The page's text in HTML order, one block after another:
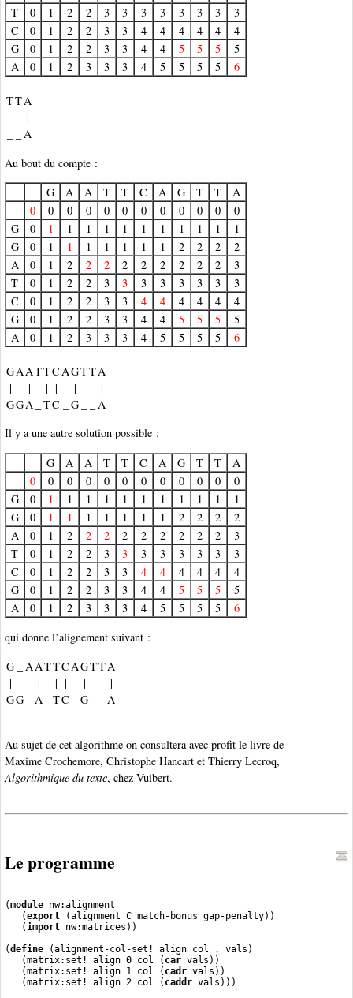
T
0 1 2 2 3 3 3 3 3 3 3
3
C
0 1 2 2 3 3 4 4 4 4 4
4
G
0 1 2 2 3 3 4 4 5 5 5
5
A
0 1 2 3 3 3 4 5 5 5 5 6
TTA
|
A
Au bout du compte :
G
A A T T C A G T T
A
0
0 0 0 0 0 0 0 0 0 0
0
G
0 1 1 1 1 1 1 1 1 1 1
1
G
0 1 1 1 1 1 1 1 2 2 2
2
A
0 1 2 2 2 2 2 2 2 2 2
3
T
0 1 2 2 3 3 3 3 3 3 3
3
C
0 1 2 2 3 3 4 4 4 4 4
4
G
0 1 2 2 3 3 4 4 5 5 5
5
A
0 1 2 3 3 3 4 5 5 5 5 6
GAATTCAGTTA
|
| | | |
|
GGA TC G
A
Il y a une autre solution possible :
G
A A T T C A G T T
A
0
0 0 0 0 0 0 0 0 0 0
0
G
0 1 1 1 1 1 1 1 1 1 1
1
G
0 1 1 1 1 1 1 1 2 2 2
2
A
0 1 2 2 2 2 2 2 2 2 2
3
T
0 1 2 2 3 3 3 3 3 3 3
3
C
0 1 2 2 3 3 4 4 4 4 4
4
G
0 1 2 2 3 3 4 4 5 5 5
5
A
0 1 2 3 3 3 4 5 5 5 5
6
qui donne l’alignement suivant :
G
A ATTC AGTTA
|
| | | |
|
GG A TC G A
Au sujet de cet algorithme on consultera avec profit le livre de
Maxime Crochemore, Christophe Hancart et Thierry Lecroq,
Algorithmique du texte, chez Vuibert.
Le programme
(module nw:alignment
   (
export (alignment C match-bonus gap-penalty))
   (
import nw:matrices))
(define (alignment-col-set! align col . vals)
   (matrix:set! align 0 col (
car vals))
   (matrix:set! align 1 col (
cadr vals))
   (matrix:set! align 2 col (
caddr vals)))